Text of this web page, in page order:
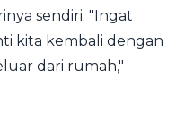
sendiri. "Ingat
kita kembali dengan
dari rumah,"